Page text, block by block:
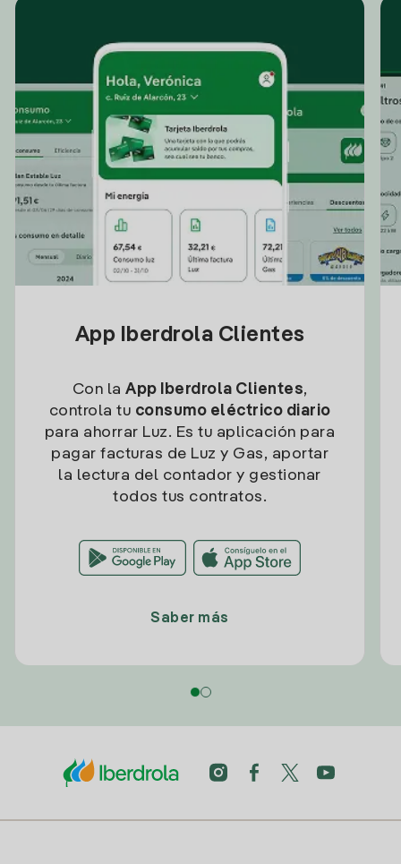
App Iberdrola Clientes
Con la App Iberdrola Clientes,
controla tu consumo eléctrico diario
para ahorrar Luz. Es tu aplicación para
pagar facturas de Luz y Gas, aportar
la lectura del contador y gestionar
todos tus contratos.
Saber más